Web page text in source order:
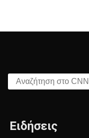
Αναζήτηση στο CNN.gr
Ειδήσεις